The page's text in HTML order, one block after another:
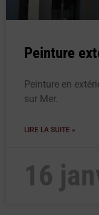
Peinture
Peinture en
sur Mer.
LIRE LA SUITE »
16